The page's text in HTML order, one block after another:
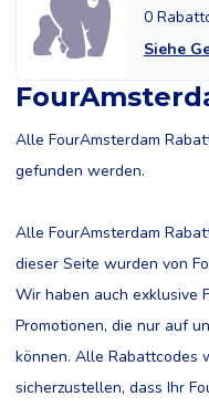
0
Siehe
Alle FourAmsterdam
gefunden werden.
Alle FourAmsterdam
dieser Seite wurden von
Wir haben auch exklusive
Promotionen, die nur auf
können. Alle Rabattcodes
sicherzustellen, dass Ihr